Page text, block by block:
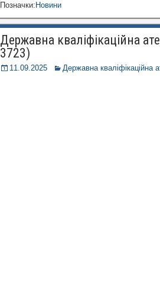
Позначки: Новини
Державна кваліфікаційна
3723)
11.09.2025 Державна кваліфікаційна